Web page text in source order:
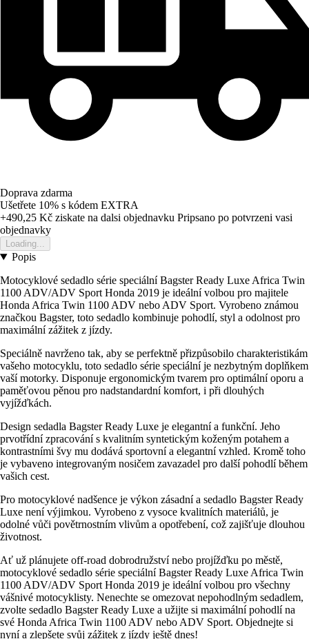
Doprava zdarma
Ušetřete 10% s kódem EXTRA
+490,25 Kč ziskate na dalsi objednavku Pripsano po potvrzeni vasi
objednavky
Loading...
Popis
Motocyklové sedadlo série speciální Bagster Ready Luxe Africa Twin
1100 ADV/ADV Sport Honda 2019 je ideální volbou pro majitele
Honda Africa Twin 1100 ADV nebo ADV Sport. Vyrobeno známou
značkou Bagster, toto sedadlo kombinuje pohodlí, styl a odolnost pro
maximální zážitek z jízdy.
Speciálně navrženo tak, aby se perfektně přizpůsobilo charakteristikám
vašeho motocyklu, toto sedadlo série speciální je nezbytným doplňkem
vaší motorky. Disponuje ergonomickým tvarem pro optimální oporu a
paměťovou pěnou pro nadstandardní komfort, i při dlouhých
vyjížďkách.
Design sedadla Bagster Ready Luxe je elegantní a funkční. Jeho
prvotřídní zpracování s kvalitním syntetickým koženým potahem a
kontrastními švy mu dodává sportovní a elegantní vzhled. Kromě toho
je vybaveno integrovaným nosičem zavazadel pro další pohodlí během
vašich cest.
Pro motocyklové nadšence je výkon zásadní a sedadlo Bagster Ready
Luxe není výjimkou. Vyrobeno z vysoce kvalitních materiálů, je
odolné vůči povětrnostním vlivům a opotřebení, což zajišťuje dlouhou
životnost.
Ať už plánujete off-road dobrodružství nebo projížďku po městě,
motocyklové sedadlo série speciální Bagster Ready Luxe Africa Twin
1100 ADV/ADV Sport Honda 2019 je ideální volbou pro všechny
vášnivé motocyklisty. Nenechte se omezovat nepohodlným sedadlem,
zvolte sedadlo Bagster Ready Luxe a užijte si maximální pohodlí na
své Honda Africa Twin 1100 ADV nebo ADV Sport. Objednejte si
nyní a zlepšete svůj zážitek z jízdy ještě dnes!